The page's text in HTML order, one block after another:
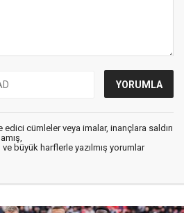
cümleler veya imalar, inançlara saldırı
büyük harflerle yazılmış yorumlar